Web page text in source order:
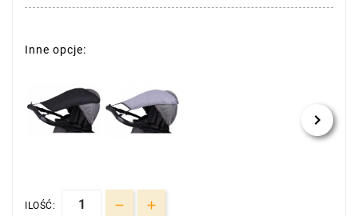
Inne opcje:
ILOŚĆ: